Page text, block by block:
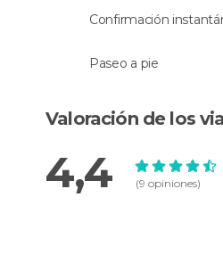
hacia Santiago, donde te
Confirmación
Paseo a pie
Valoración de los
4,4 (9 opiniones)